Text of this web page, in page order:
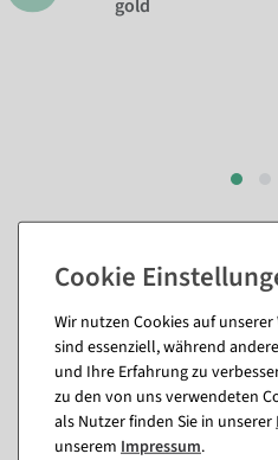
gold
Passende Artikel
Wir nutzen Cookies auf
sind essenziell, während
und Ihre Erfahrung zu
zu den von uns verwendeten
als Nutzer finden Sie in unserer
unserem Impressum.